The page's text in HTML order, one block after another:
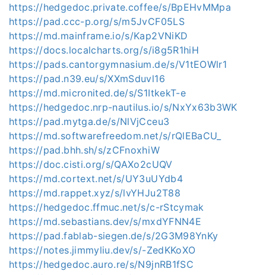
https://hedgedoc.private.coffee/s/BpEHvMMpa
https://pad.ccc-p.org/s/m5JvCF05LS
https://md.mainframe.io/s/Kap2VNiKD
https://docs.localcharts.org/s/i8g5R1hiH
https://pads.cantorgymnasium.de/s/V1tEOWlr1
https://pad.n39.eu/s/XXmSduvl16
https://md.micronited.de/s/S1ItkekT-e
https://hedgedoc.nrp-nautilus.io/s/NxYx63b3WK
https://pad.mytga.de/s/NlVjCceu3
https://md.softwarefreedom.net/s/rQlEBaCU_
https://pad.bhh.sh/s/zCFnoxhiW
https://doc.cisti.org/s/QAXo2cUQV
https://md.cortext.net/s/UY3uUYdb4
https://md.rappet.xyz/s/lvYHJu2T88
https://hedgedoc.ffmuc.net/s/c-rStcymak
https://md.sebastians.dev/s/mxdYFNN4E
https://pad.fablab-siegen.de/s/2G3M98YnKy
https://notes.jimmyliu.dev/s/-ZedKKoXO
https://hedgedoc.auro.re/s/N9jnRB1fSC